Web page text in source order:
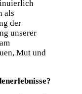
als
der
unserer
Mut und